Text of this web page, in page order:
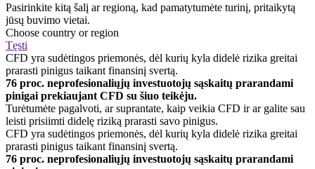
Pasirinkite kitą šalį ar regioną, kad pamatytumėte turinį, pritaikytą
jūsų buvimo vietai.
Choose country or region
Tęsti
CFD yra sudėtingos priemonės, dėl kurių kyla didelė rizika greitai
prarasti pinigus taikant finansinį svertą.
76 proc. neprofesionaliųjų investuotojų sąskaitų prarandami
pinigai prekiaujant CFD su šiuo teikėju.
Turėtumėte pagalvoti, ar suprantate, kaip veikia CFD ir ar galite sau
leisti prisiimti didelę riziką prarasti savo pinigus.
CFD yra sudėtingos priemonės, dėl kurių kyla didelė rizika greitai
prarasti pinigus taikant finansinį svertą.
76 proc. neprofesionaliųjų investuotojų sąskaitų prarandami